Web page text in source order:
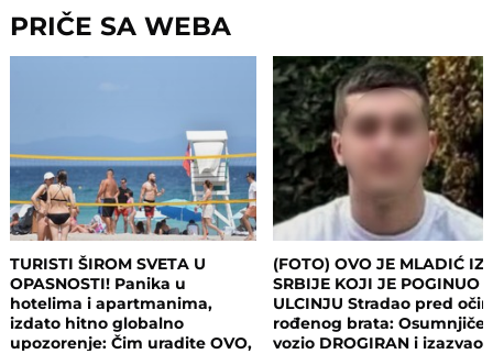
PRIČE SA WEBA
TURISTI ŠIROM SVETA U
OPASNOSTI! Panika u
hotelima i apartmanima,
izdato hitno globalno
upozorenje: Čim uradite OVO,
(FOTO) OVO JE MLADIĆ IZ
SRBIJE KOJI JE POGINUO
ULCINJU Stradao pred
rođenog brata:
vozio DROGIRAN i izazvao